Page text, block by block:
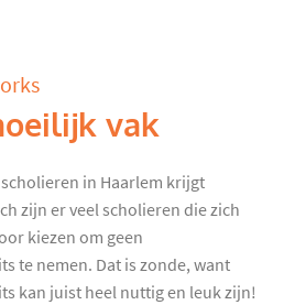
vak
in Haarlem krijgt
zijn er veel scholieren die zich
kiezen om geen
te nemen. Dat is zonde, want
kan juist heel nuttig en leuk zijn!